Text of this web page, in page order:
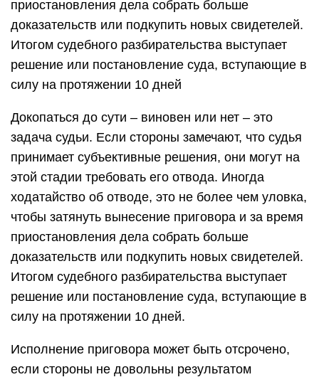
приостановления дела собрать больше
доказательств или подкупить новых свидетелей.
Итогом судебного разбирательства выступает
решение или постановление суда, вступающие в
силу на протяжении 10 дней
Докопаться до сути – виновен или нет – это
задача судьи. Если стороны замечают, что судья
принимает субъективные решения, они могут на
этой стадии требовать его отвода. Иногда
ходатайство об отводе, это не более чем уловка,
чтобы затянуть вынесение приговора и за время
приостановления дела собрать больше
доказательств или подкупить новых свидетелей.
Итогом судебного разбирательства выступает
решение или постановление суда, вступающие в
силу на протяжении 10 дней.
Исполнение приговора может быть отсрочено,
если стороны не довольны результатом